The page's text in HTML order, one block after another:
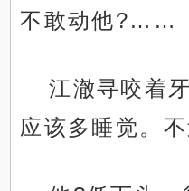
不敢动他?……
江澈寻咬着
应该多睡觉。